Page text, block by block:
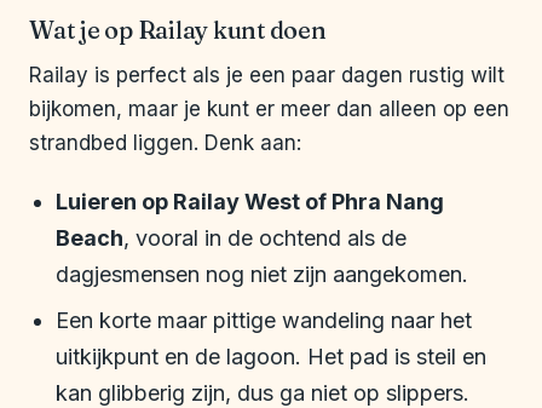
Wat je op Railay kunt doen
Railay is perfect als je een paar dagen rustig wilt
bijkomen, maar je kunt er meer dan alleen op een
strandbed liggen. Denk aan:
Luieren op Railay West of Phra Nang
Beach, vooral in de ochtend als de
dagjesmensen nog niet zijn aangekomen.
Een korte maar pittige wandeling naar het
uitkijkpunt en de lagoon. Het pad is steil en
kan glibberig zijn, dus ga niet op slippers.